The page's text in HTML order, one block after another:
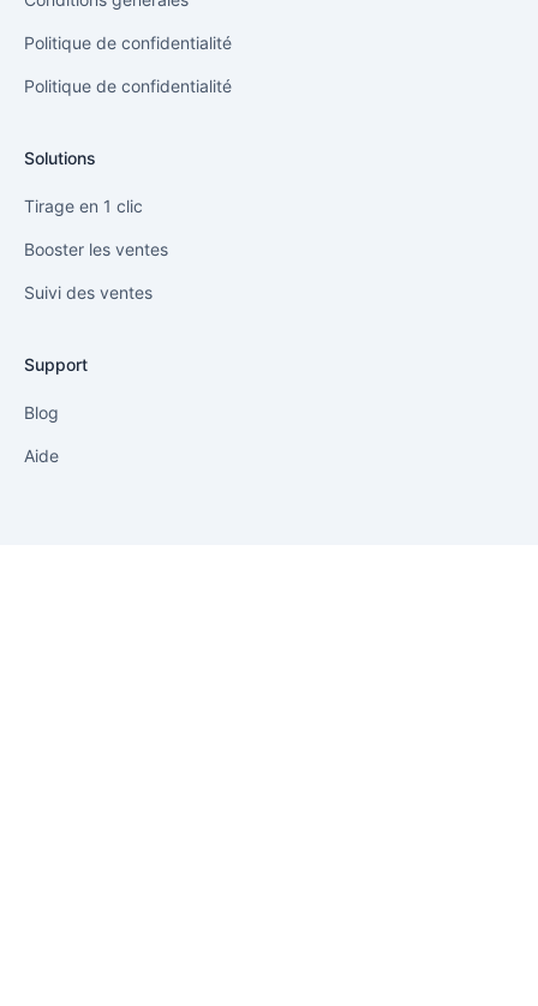
Politique de confidentialité
Politique de confidentialité
Solutions
Tirage en 1 clic
Booster les ventes
Suivi des ventes
Support
Blog
Aide